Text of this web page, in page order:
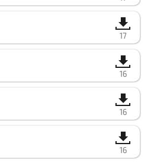
17
16
16
16